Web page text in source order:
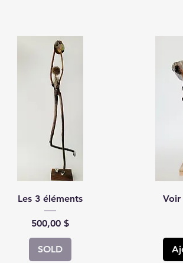
Les 3 éléments
Prix
500,00 $
SOLD